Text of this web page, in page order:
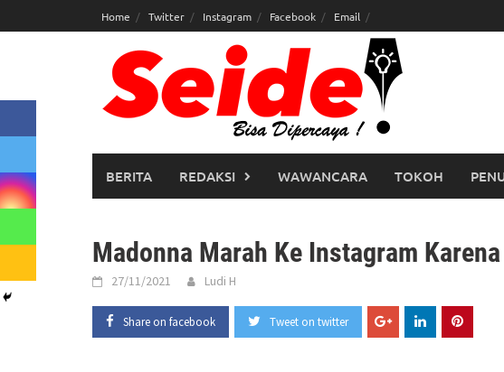
to
Home Twitter Instagram Facebook Email
BERITA REDAKSI WAWANCARA TOKOH
Madonna Marah Ke Instagram
27/11/2021 Ludi H
Share on facebook Tweet on twitter